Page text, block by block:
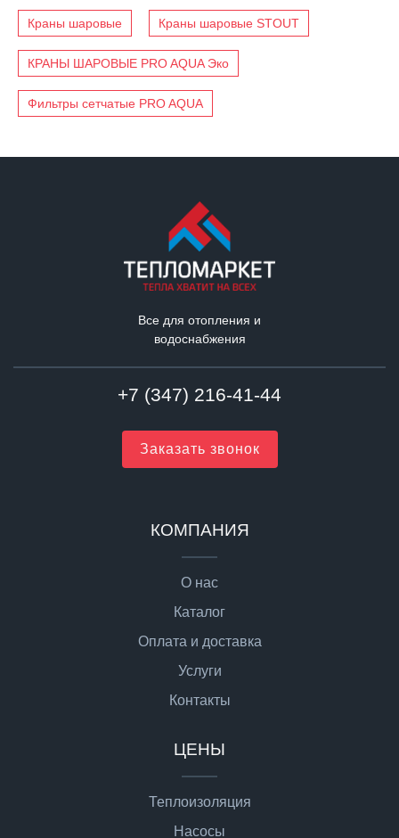
Краны шаровые Краны шаровые STOUT
КРАНЫ ШАРОВЫЕ PRO AQUA Эко
Фильтры сетчатые PRO AQUA
Все для отопления и
водоснабжения
+7 (347) 216-41-44
Заказать звонок
КОМПАНИЯ
О нас
Каталог
Оплата и доставка
Услуги
Контакты
ЦЕНЫ
Теплоизоляция
Насосы